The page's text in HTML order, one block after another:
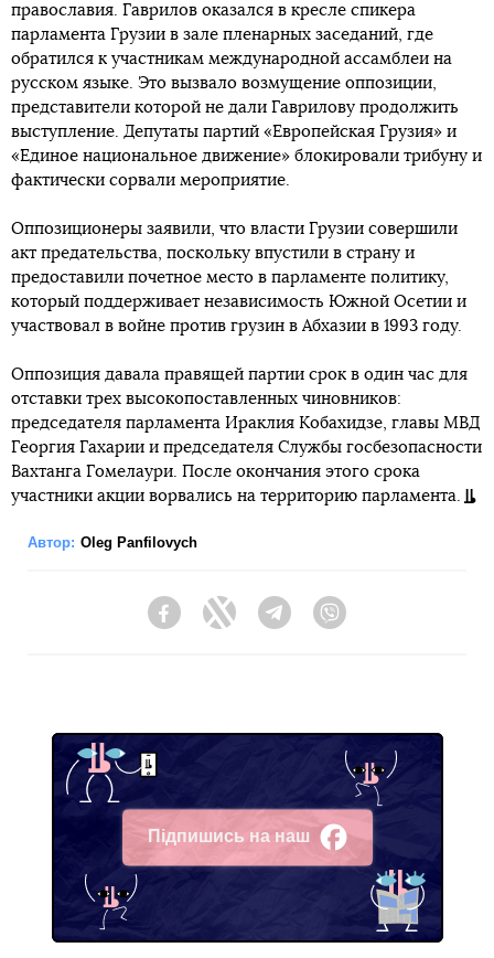
православия. Гаврилов оказался в кресле спикера
парламента Грузии в зале пленарных заседаний, где
обратился к участникам международной ассамблеи на
русском языке. Это вызвало возмущение оппозиции,
представители которой не дали Гаврилову продолжить
выступление. Депутаты партий «Европейская Грузия» и
«Единое национальное движение» блокировали трибуну и
фактически сорвали мероприятие.
Оппозиционеры заявили, что власти Грузии совершили
акт предательства, поскольку впустили в страну и
предоставили почетное место в парламенте политику,
который поддерживает независимость Южной Осетии и
участвовал в войне против грузин в Абхазии в 1993 году.
Оппозиция давала правящей партии срок в один час для
отставки трех высокопоставленных чиновников:
председателя парламента Ираклия Кобахидзе, главы МВД
Георгия Гахарии и председателя Службы госбезопасности
Вахтанга Гомелаури. После окончания этого срока
участники акции ворвались на территорию парламента.
Автор: Oleg Panfilovych
FacebookTwitter Telegram
Підпишись на наш
Facebook